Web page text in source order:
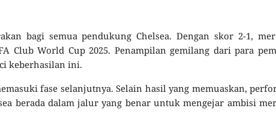
bagi semua pendukung Chelsea. Dengan skor 2-1,
Club World Cup 2025. Penampilan gemilang dari para
keberhasilan ini.
fase selanjutnya. Selain hasil yang memuaskan,
berada dalam jalur yang benar untuk mengejar ambisi